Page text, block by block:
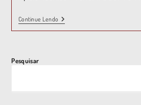
Continue Lendo
Pesquisar